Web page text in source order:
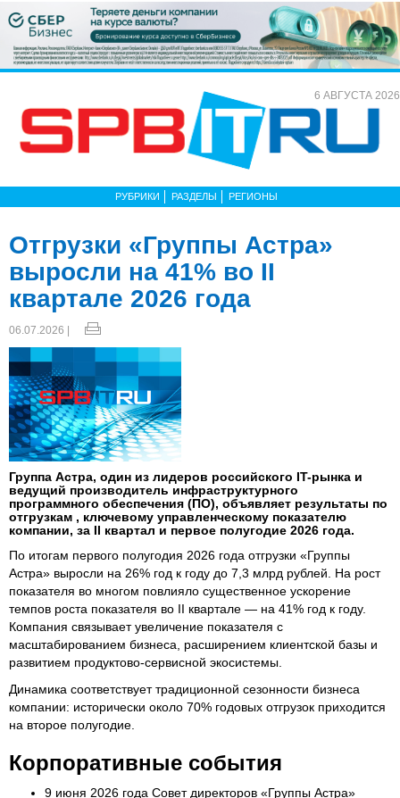
6 АВГУСТА 2026
РУБРИКИ РАЗДЕЛЫ РЕГИОНЫ
Отгрузки «Группы Астра»
выросли на 41% во II
квартале 2026 года
06.07.2026 |
Группа Астра, один из лидеров российского IT-рынка и
ведущий производитель инфраструктурного
программного обеспечения (ПО), объявляет результаты по
отгрузкам , ключевому управленческому показателю
компании, за II квартал и первое полугодие 2026 года.
По итогам первого полугодия 2026 года отгрузки «Группы
Астра» выросли на 26% год к году до 7,3 млрд рублей. На рост
показателя во многом повлияло существенное ускорение
темпов роста показателя во II квартале — на 41% год к году.
Компания связывает увеличение показателя с
масштабированием бизнеса, расширением клиентской базы и
развитием продуктово-сервисной экосистемы.
Динамика соответствует традиционной сезонности бизнеса
компании: исторически около 70% годовых отгрузок приходится
на второе полугодие.
Корпоративные события
9 июня 2026 года Совет директоров «Группы Астра»